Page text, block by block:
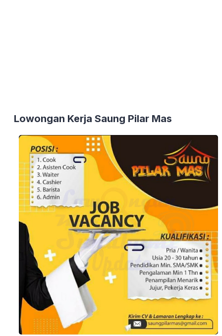
Lowongan Kerja Saung Pilar Mas